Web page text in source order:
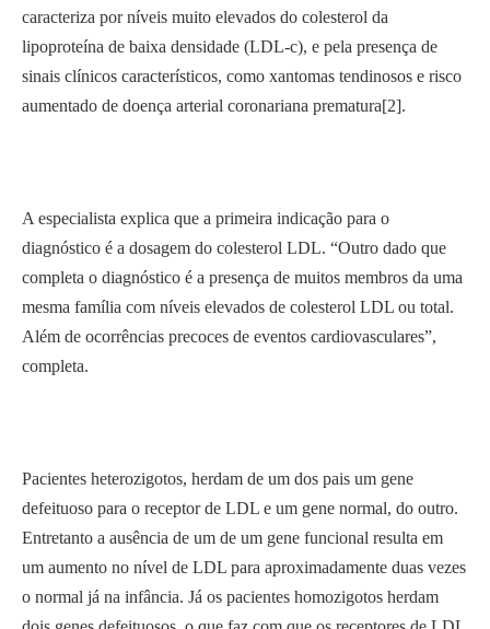
caracteriza por níveis muito elevados do colesterol da
lipoproteína de baixa densidade (LDL-c), e pela presença de
sinais clínicos característicos, como xantomas tendinosos e risco
aumentado de doença arterial coronariana prematura[2].
A especialista explica que a primeira indicação para o
diagnóstico é a dosagem do colesterol LDL. “Outro dado que
completa o diagnóstico é a presença de muitos membros da uma
mesma família com níveis elevados de colesterol LDL ou total.
Além de ocorrências precoces de eventos cardiovasculares”,
completa.
Pacientes heterozigotos, herdam de um dos pais um gene
defeituoso para o receptor de LDL e um gene normal, do outro.
Entretanto a ausência de um de um gene funcional resulta em
um aumento no nível de LDL para aproximadamente duas vezes
o normal já na infância. Já os pacientes homozigotos herdam